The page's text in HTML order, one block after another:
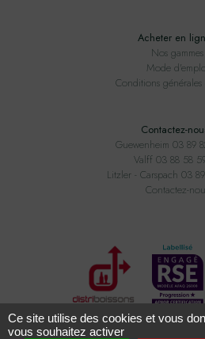
Acheter en
Nos gammes
Mode
Conditions générales
Contactez-
Guewenheim 03 89
Valff 03 88 58
Litzler - Carspach 03
Contactez-
Ce site utilise des cookies et vous
vous souhaitez activer